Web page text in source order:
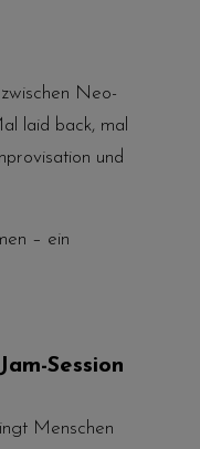
Neo-
laid back, mal
und
– ein
Session
Menschen